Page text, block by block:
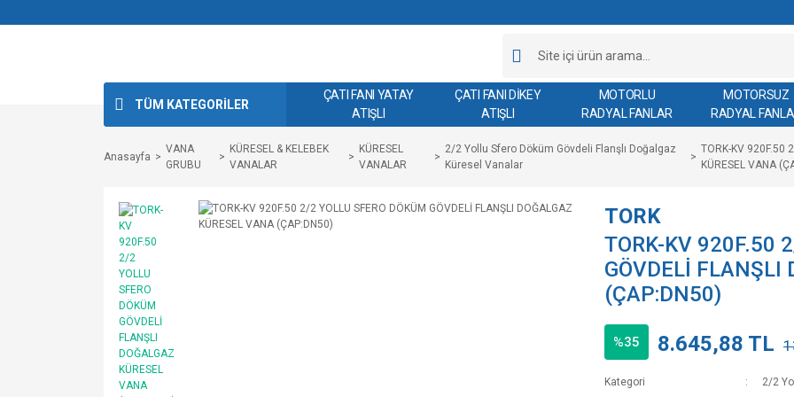
TÜM KATEGORİLER
ÇATI FANI YATAY
ATIŞLI
ÇATI FANI DİKEY
ATIŞLI
MOTORLU
RADYAL FANLAR
MOTORSUZ
RADYAL
Anasayfa
VANA
GRUBU
KÜRESEL & KELEBEK
VANALAR
KÜRESEL
VANALAR
2/2 Yollu Sfero Döküm Gövdeli Flanşlı Doğalgaz
Küresel Vanalar
TORK-KV 920F.50
KÜRESEL VANA
TORK
TORK-KV 920F.50
GÖVDELİ FLANŞLI
(ÇAP:DN50)
%35 8.645,88 TL
Kategori 2/2